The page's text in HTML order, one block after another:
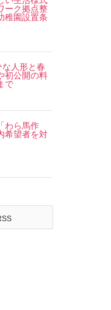
ーク拠点整
稚園設置条
人形と春
初公開の料
で
わら馬作
希望者を対